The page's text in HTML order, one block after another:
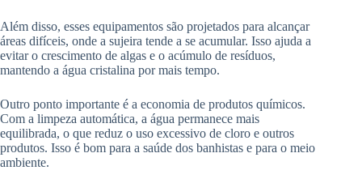
Além disso, esses equipamentos são projetados para alcançar
áreas difíceis, onde a sujeira tende a se acumular. Isso ajuda a
evitar o crescimento de algas e o acúmulo de resíduos,
mantendo a água cristalina por mais tempo.
Outro ponto importante é a economia de produtos químicos.
Com a limpeza automática, a água permanece mais
equilibrada, o que reduz o uso excessivo de cloro e outros
produtos. Isso é bom para a saúde dos banhistas e para o meio
ambiente.